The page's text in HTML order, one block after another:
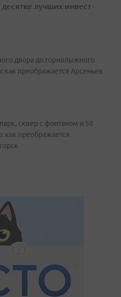
лучших инвест-
двора до горнолыжного
как преображается Арсеньев
сквер с фонтаном и 50
как преображается